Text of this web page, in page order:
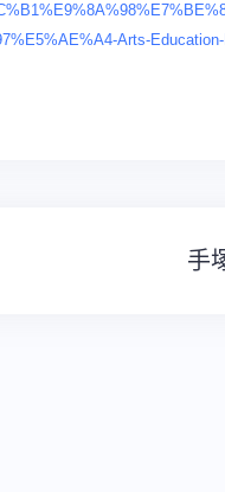
Arts-
手